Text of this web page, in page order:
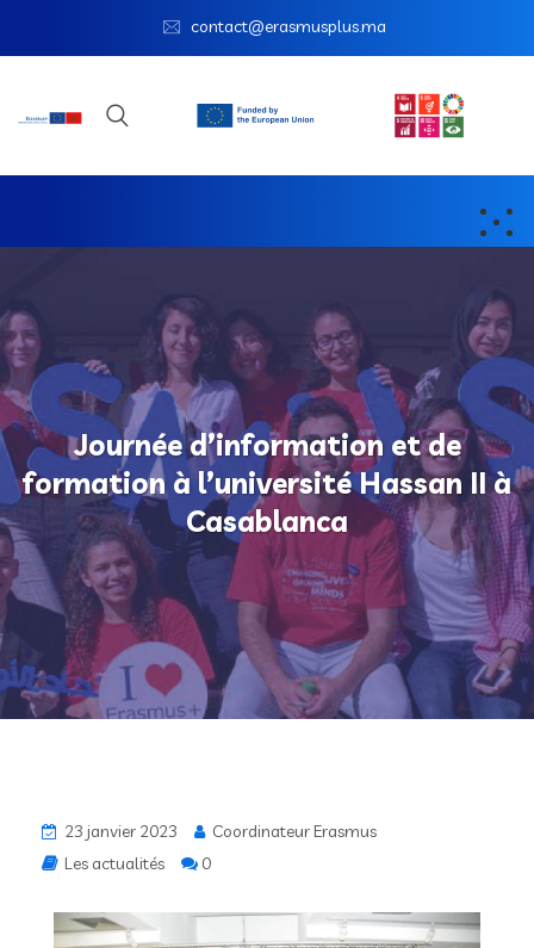
contact@erasmusplus.ma
Journée d’information et de
formation à l’université Hassan II à
Casablanca
23 janvier 2023
Coordinateur Erasmus
Les actualités
0